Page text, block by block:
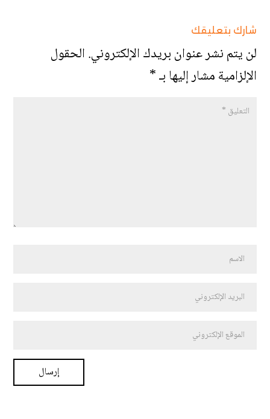
شارك بتعليقك
لن يتم نشر عنوان بريدك الإلكتروني.الحقول
الإلزامية مشار إليها بـ*